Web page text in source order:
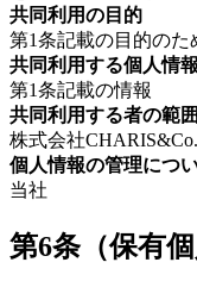
共同利用の目的
第1条記載の目的のた
共同利用する個人情
第1条記載の情報
共同利用する者の範囲
株式会社CHARIS&Co.
個人情報の管理につ
当社
第6条（保有